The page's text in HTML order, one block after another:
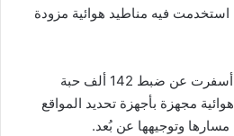
فيه مناطيد هوائية مزودة
وأوضحت الوزارة أن العملية أسفرت عن ضبط 142 ألف حبة
مجهزة بأجهزة تحديد المواقع